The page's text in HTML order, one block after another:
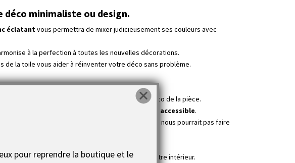
minimaliste ou design.
éclatantvous permettra de mixer judicieusement ses couleurs avec
à la perfection à toutes les nouvelles décorations.
la toile vous aider à réinventer votre déco sans problème.
œuvre d'art, vous boosterez à coup sûr la déco de la pièce.
Et en plus, cette œuvre unique est à un
prix très accessible.
travailler plus spontanément, une chose que l'on nous pourrait pas faire
pour une exposition en intérieur et sublimer votre intérieur.
pour reprendre la boutique et le